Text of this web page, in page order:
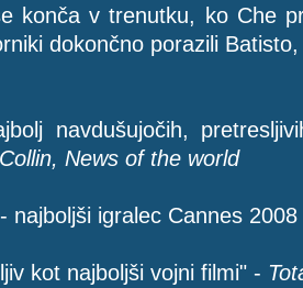
konča v trenutku, ko Che
dokončno porazili
navdušujočih,
News of the world
najboljši igralec Cannes 2008
kot najboljši vojni filmi" -